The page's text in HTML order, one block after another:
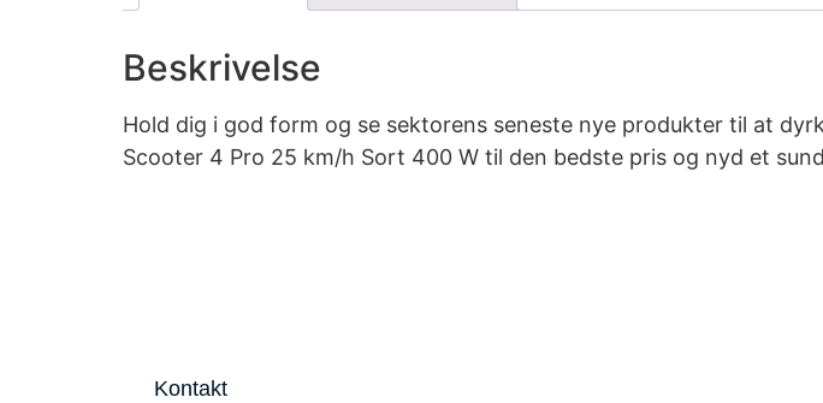
Beskrivelse
Hold dig i god form og se sektorens seneste nye produkter til at
Scooter 4 Pro 25 km/h Sort 400 W til den bedste pris og nyd et
Kontakt